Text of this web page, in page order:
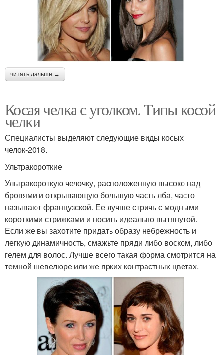
читать дальше →
Косая челка с уголком. Типы косой
челки
Специалисты выделяют следующие виды косых
челок-2018.
Ультракороткие
Ультракороткую челочку, расположенную высоко над
бровями и открывающую большую часть лба, часто
называют французской. Ее лучше стричь с модными
короткими стрижками и носить идеально вытянутой.
Если же вы захотите придать образу небрежность и
легкую динамичность, смажьте пряди либо воском, либо
гелем для волос. Лучше всего такая форма смотрится на
темной шевелюре или же ярких контрастных цветах.